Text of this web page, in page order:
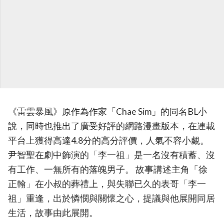
《雷雲暴風》原作為作家「Chae Sim」的同名BL小
說，同時也推出了廣受好評的網路漫畫版本，在連載
平台上獲得高達4.8分的高分評價，人氣不容小覷。
尹智聖在劇中飾演的「李一祖」是一名沒有積蓄、沒
有工作、一無所有的落魄男子。 故事講述主角「徐
正翰」在小叔的葬禮上，與失聯已久的表哥「李一
祖」重逢，出於憐憫與關懷之心，提議與他展開同居
生活，故事由此展開。